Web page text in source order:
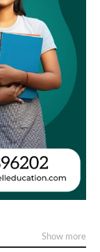
Show more